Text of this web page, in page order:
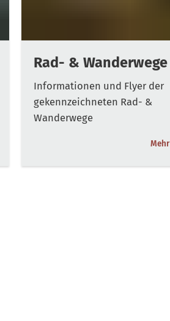
Rad- & Wanderwege
Informationen und Flyer der
gekennzeichneten Rad- &
Wanderwege
Mehr